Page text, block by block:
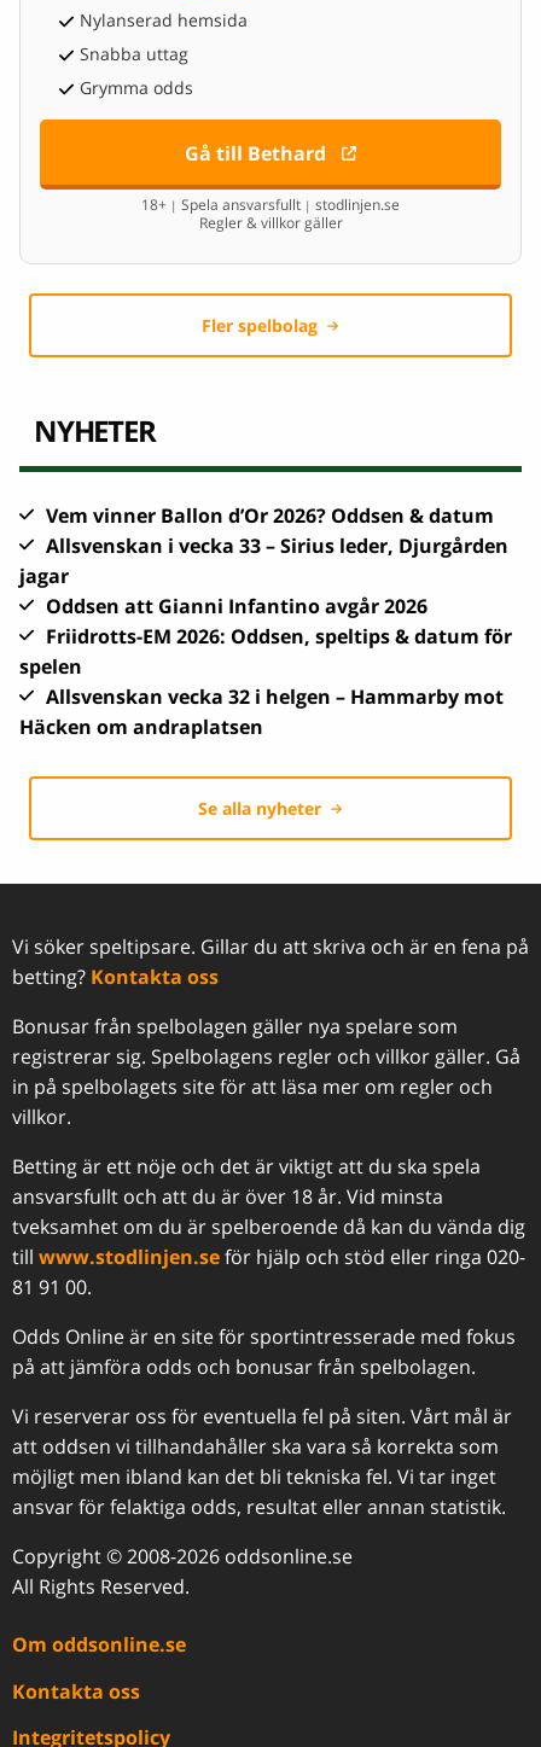
Nylanserad hemsida
Snabba uttag
Grymma odds
Gå till Bethard
18+ | Spela ansvarsfullt | stodlinjen.se
Regler & villkor gäller
Fler spelbolag
NYHETER
Vem vinner Ballon d’Or 2026? Oddsen & datum
Allsvenskan i vecka 33 – Sirius leder, Djurgården
jagar
Oddsen att Gianni Infantino avgår 2026
Friidrotts-EM 2026: Oddsen, speltips & datum för
spelen
Allsvenskan vecka 32 i helgen – Hammarby mot
Häcken om andraplatsen
Se alla nyheter
Vi söker speltipsare. Gillar du att skriva och är en fena på
betting? Kontakta oss
Bonusar från spelbolagen gäller nya spelare som
registrerar sig. Spelbolagens regler och villkor gäller. Gå
in på spelbolagets site för att läsa mer om regler och
villkor.
Betting är ett nöje och det är viktigt att du ska spela
ansvarsfullt och att du är över 18 år. Vid minsta
tveksamhet om du är spelberoende då kan du vända dig
till www.stodlinjen.seför hjälp och stöd eller ringa 020-
81 91 00.
Odds Online är en site för sportintresserade med fokus
på att jämföra odds och bonusar från spelbolagen.
Vi reserverar oss för eventuella fel på siten. Vårt mål är
att oddsen vi tillhandahåller ska vara så korrekta som
möjligt men ibland kan det bli tekniska fel. Vi tar inget
ansvar för felaktiga odds, resultat eller annan statistik.
Copyright © 2008-2026 oddsonline.se
All Rights Reserved.
Om oddsonline.se
Kontakta oss
Integritetspolicy